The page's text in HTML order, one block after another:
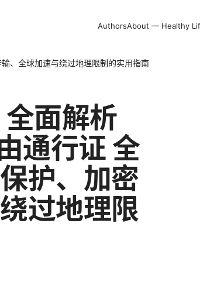
AuthorsAbout — Healthy
、全球加速与绕过地理限制的实用指南
面解析
通行证 全
护、加密
过地理限